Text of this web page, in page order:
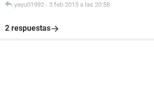
yayu01992 - 3 feb 2015 a las 20:58
2 respuestas